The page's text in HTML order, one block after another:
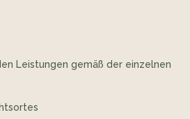
Leistungen gemäß der einzelnen